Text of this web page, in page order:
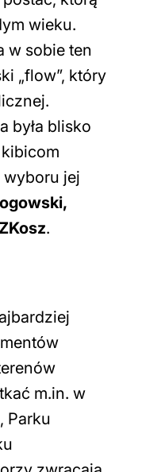
wieku.
w sobie ten
„flow”, który
była blisko
wyboru jej
.
m.in. w
Parku